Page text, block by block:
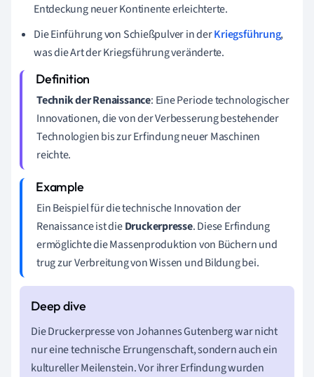
Entdeckung neuer Kontinente erleichterte.
Die Einführung von Schießpulver in derKriegsführung,
was die Art der Kriegsführung veränderte.
Technik der Renaissance: Eine Periode technologischer
Innovationen, die von der Verbesserung bestehender
Technologien bis zur Erfindung neuer Maschinen
reichte.
Ein Beispiel für die technische Innovation der
Renaissance ist dieDruckerpresse. Diese Erfindung
ermöglichte die Massenproduktion von Büchern und
trug zur Verbreitung von Wissen und Bildung bei.
Die Druckerpresse von Johannes Gutenberg war nicht
nur eine technische Errungenschaft, sondern auch ein
kultureller Meilenstein. Vor ihrer Erfindung wurden